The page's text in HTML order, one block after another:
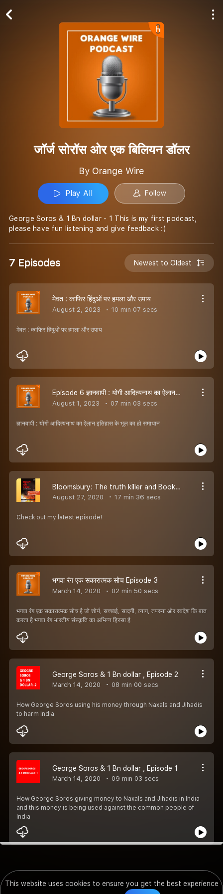
This website uses cookies to ensure you get the best experience
जॉर्ज सोरॉस ओर एक बिलियन डॉलर
By Orange Wire
Play All Follow
George Soros & 1 Bn dollar - 1 This is my first podcast,
please have fun listening and give feedback :)
7 Episodes Newest to Oldest
मेवत : काफिर हिंदुओं पर हमला और उपाय
August 2, 2023 10 min 07 secs
मेवत : काफिर हिंदुओं पर हमला और उपाय
Episode 6 ज्ञानवापी : योगी आदित्यनाथ का ऐलान इतिहास के भूल का हो समाधान
August 1, 2023 07 min 03 secs
ज्ञानवापी : योगी आदित्यनाथ का ऐलान इतिहास के भूल का हो समाधान
Bloomsbury: The truth killer and Book Delhi riot 2020 The Untold story Episode 4
August 27, 2020 17 min 36 secs
Check out my latest episode!
भगवा रंग एक सकारात्मक सोच Episode 3
March 14, 2020 02 min 50 secs
भगवा रंग एक सकारात्मक सोच है जो शोर्य, सच्चाई, सादगी, त्याग, तपस्या ओर स्वदेश कि बात
करता है भगवा रंग भारतीय संस्कृति का अभिन्न हिस्सा है
George Soros & 1 Bn dollar , Episode 2
March 14, 2020 08 min 00 secs
How George Soros using his money through Naxals and Jihadis
to harm India
George Soros & 1 Bn dollar , Episode 1
March 14, 2020 09 min 03 secs
How George Soros giving money to Naxals and Jihadis in India
and this money is being used against the common people of
India